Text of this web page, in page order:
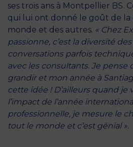
ses trois ans à Montpellier BS.
qui lui ont donné le goût de
monde et des autres. « Chez
passionne, c’est la diversité
conversations parfois
avec les consultants. Je pense
grandir et mon année à
cette idée ! D’ailleurs quand je
l’impact de l’année
professionnelle, je mesure le
tout le monde et c’est génial ».